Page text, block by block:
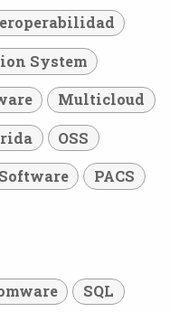
System
Multicloud
OSS
PACS
SQL